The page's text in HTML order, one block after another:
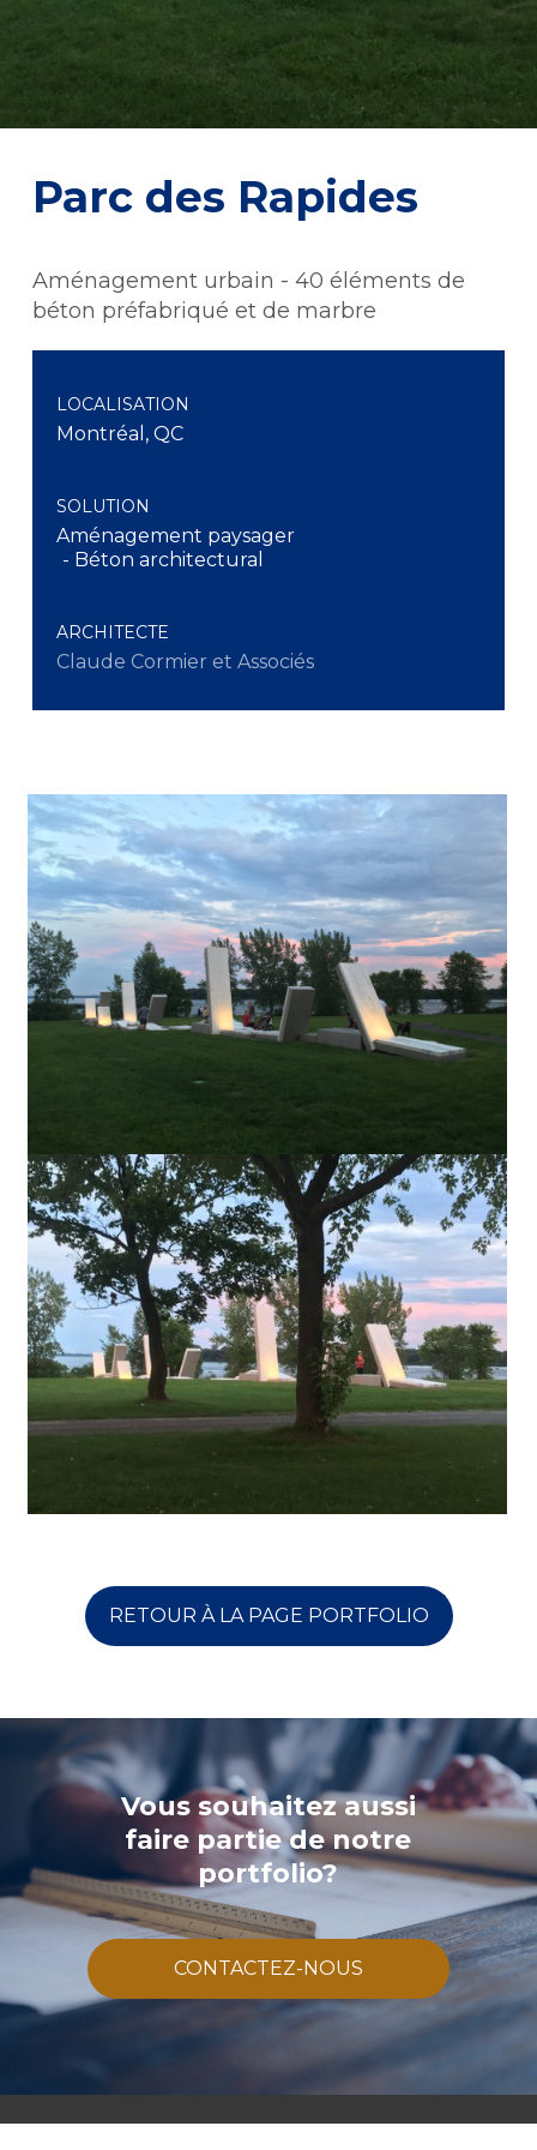
Parc des Rapides
Aménagement urbain - 40 éléments de
béton préfabriqué et de marbre
LOCALISATION
Montréal, QC
SOLUTION
Aménagement paysager
- Béton architectural
ARCHITECTE
Claude Cormier et Associés
RETOUR À LA PAGE PORTFOLIO
Vous souhaitez aussi
faire partie de notre
portfolio?
CONTACTEZ-NOUS